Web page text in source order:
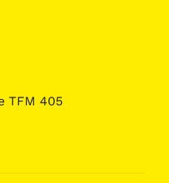
TFM 405